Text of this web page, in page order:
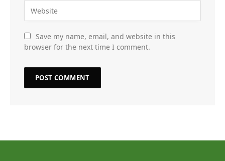
Save my name, email, and website in this
browser for the next time I comment.